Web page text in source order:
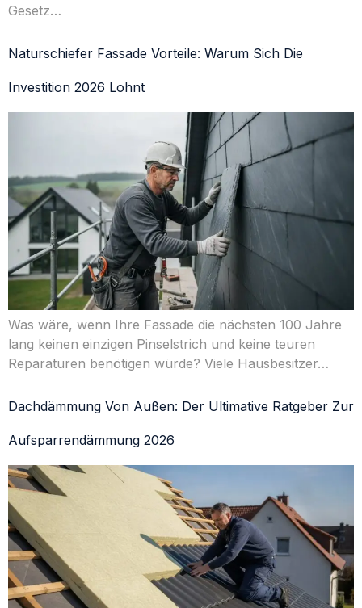
Gesetz…
Naturschiefer Fassade Vorteile: Warum Sich Die
Investition 2026 Lohnt
Was wäre, wenn Ihre Fassade die nächsten 100 Jahre
lang keinen einzigen Pinselstrich und keine teuren
Reparaturen benötigen würde? Viele Hausbesitzer…
Dachdämmung Von Außen: Der Ultimative Ratgeber Zur
Aufsparrendämmung 2026